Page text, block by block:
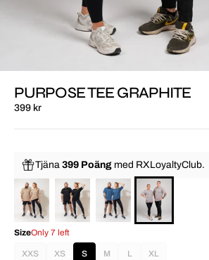
PURPOSE TEE GRAPHITE
399 kr
Tjäna 399 Poäng med RXLoyaltyClub.
SizeOnly 7 left
XXS XS S M L XL